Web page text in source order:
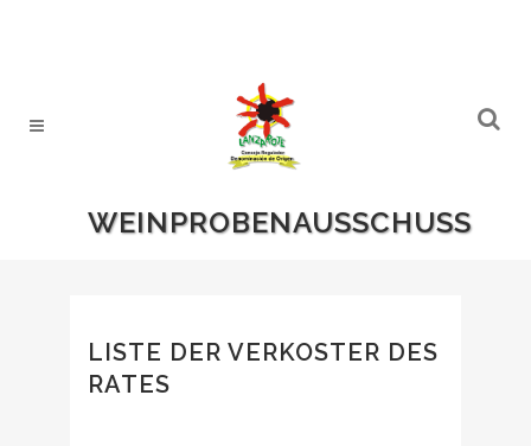
WEINPROBENAUSSCHUSS
LISTE DER VERKOSTER DES
RATES